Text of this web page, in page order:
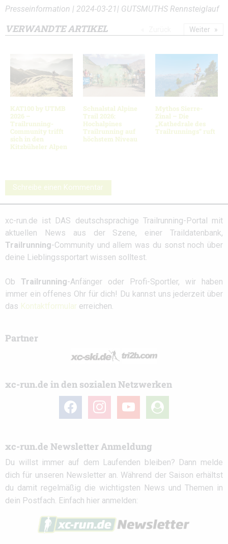
Presseinformation | 2024-03-21| GUTSMUTHS Rennsteiglauf
VERWANDTE ARTIKEL
KAT100 by UTMB
2026 –
Trailrunning-
Community trifft
sich in den
Kitzbüheler Alpen
Schnalstal Alpine
Trail 2026:
Hochalpines
Trailrunning auf
höchstem Niveau
Mythos Sierre-
Zinal – Die
„Kathedrale des
Trailrunnings“ ruft
Weiter
Schreibe einen Kommentar
xc-run.de ist DAS deutschsprachige Trailrunning-Portal mit
aktuellen News aus der Szene, einer Traildatenbank,
Trailrunning-Community und allem was du sonst noch über
deine Lieblingssportart wissen solltest.
Ob Trailrunning-Anfänger oder Profi-Sportler, wir haben
immer ein offenes Ohr für dich! Du kannst uns jederzeit über
das Kontaktformular erreichen.
Partner
xc-run.de in den sozialen Netzwerken
facebook instagramyoutube
user-
circle
xc-run.de Newsletter Anmeldung
Du willst immer auf dem Laufenden bleiben? Dann melde
dich für unseren Newsletter an. Während der Saison erhältst
du damit regelmäßig die wichtigsten News und Themen in
dein Postfach. Einfach hier anmelden: